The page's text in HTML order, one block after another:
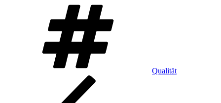
Qualität
Beitragsnavigation